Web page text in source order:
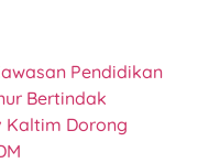
Pendidikan
Bertindak
Kaltim Dorong